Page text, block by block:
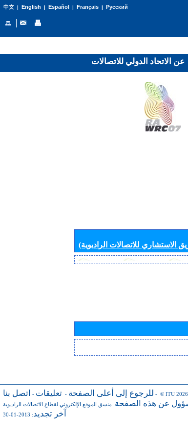
中文| English | Español | Français| Русский
الاستشاري للاتصالات الراديوية)
للرجوع إلى أعلى الصفحة - تعليقات - اتصل بنا - © ITU 2026
عن هذه الصفحة: منسق الموقع الإلكتروني لقطاع الاتصالات الراديوية
آخر تجديد: 2013-01-30
عن الاتحاد الدولي للاتصالات